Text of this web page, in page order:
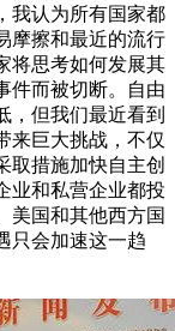
我认为所有国家都
摩擦和最近的流行
将思考如何发展其
件而被切断。自由
，但我们最近看到
来巨大挑战，不仅
取措施加快自主创
业和私营企业都投
美国和其他西方国
只会加速这一趋